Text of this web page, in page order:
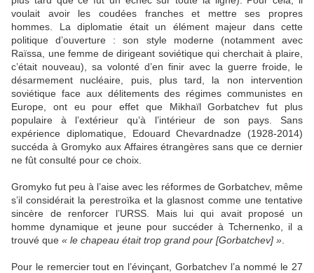
voulait avoir les coudées franches et mettre ses propres
hommes. La diplomatie était un élément majeur dans cette
politique d’ouverture : son style moderne (notamment avec
Raïssa, une femme de dirigeant soviétique qui cherchait à plaire,
c’était nouveau), sa volonté d’en finir avec la guerre froide, le
désarmement nucléaire, puis, plus tard, la non intervention
soviétique face aux délitements des régimes communistes en
Europe, ont eu pour effet que Mikhaïl Gorbatchev fut plus
populaire à l’extérieur qu’à l’intérieur de son pays. Sans
expérience diplomatique, Edouard Chevardnadze (1928-2014)
succéda à Gromyko aux Affaires étrangères sans que ce dernier
ne fût consulté pour ce choix.
Gromyko fut peu à l’aise avec les réformes de Gorbatchev, même
s’il considérait la perestroïka et la glasnost comme une tentative
sincère de renforcer l’URSS. Mais lui qui avait proposé un
homme dynamique et jeune pour succéder à Tchernenko, il a
trouvé que « le chapeau était trop grand pour [Gorbatchev] »
Pour le remercier tout en l’évinçant, Gorbatchev l’a nommé le 27